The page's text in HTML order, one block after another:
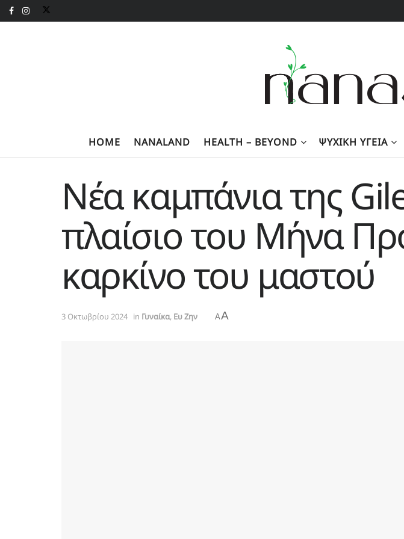
HOME NANALAND HEALTH – BEYOND ΨΥΧΙΚΉ ΥΓΕΊΑ
Νέα καμπάνια της
πλαίσιο του Μήνα
καρκίνο του μαστού
3 Οκτωβρίου 2024 in Γυναίκα, Ευ Ζην AA